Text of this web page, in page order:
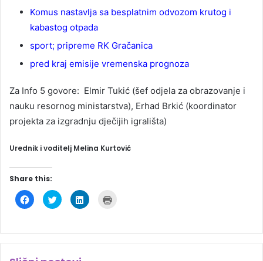
Komus nastavlja sa besplatnim odvozom krutog i
kabastog otpada
sport; pripreme RK Gračanica
pred kraj emisije vremenska prognoza
Za Info 5 govore: Elmir Tukić (šef odjela za obrazovanje i
nauku resornog ministarstva), Erhad Brkić (koordinator
projekta za izgradnju dječijih igrališta)
Urednik i voditelj Melina Kurtović
Share this:
C
l
t
s
C
l
t
s
C
l
t
s
t
p